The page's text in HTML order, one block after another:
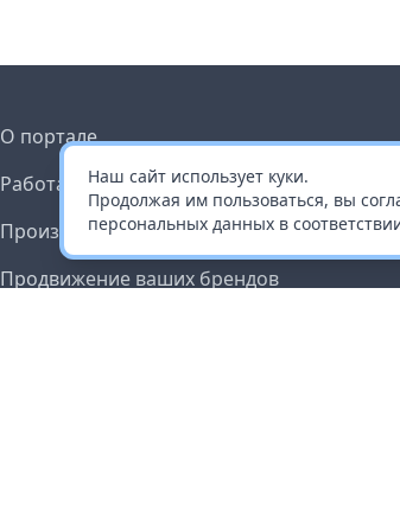
Наш сайт использует куки.
Продолжая им пользоваться, вы
персональных данных в
О портале
Работа с платформой
Производителям и дистрибьюторам
Продвижение ваших брендов